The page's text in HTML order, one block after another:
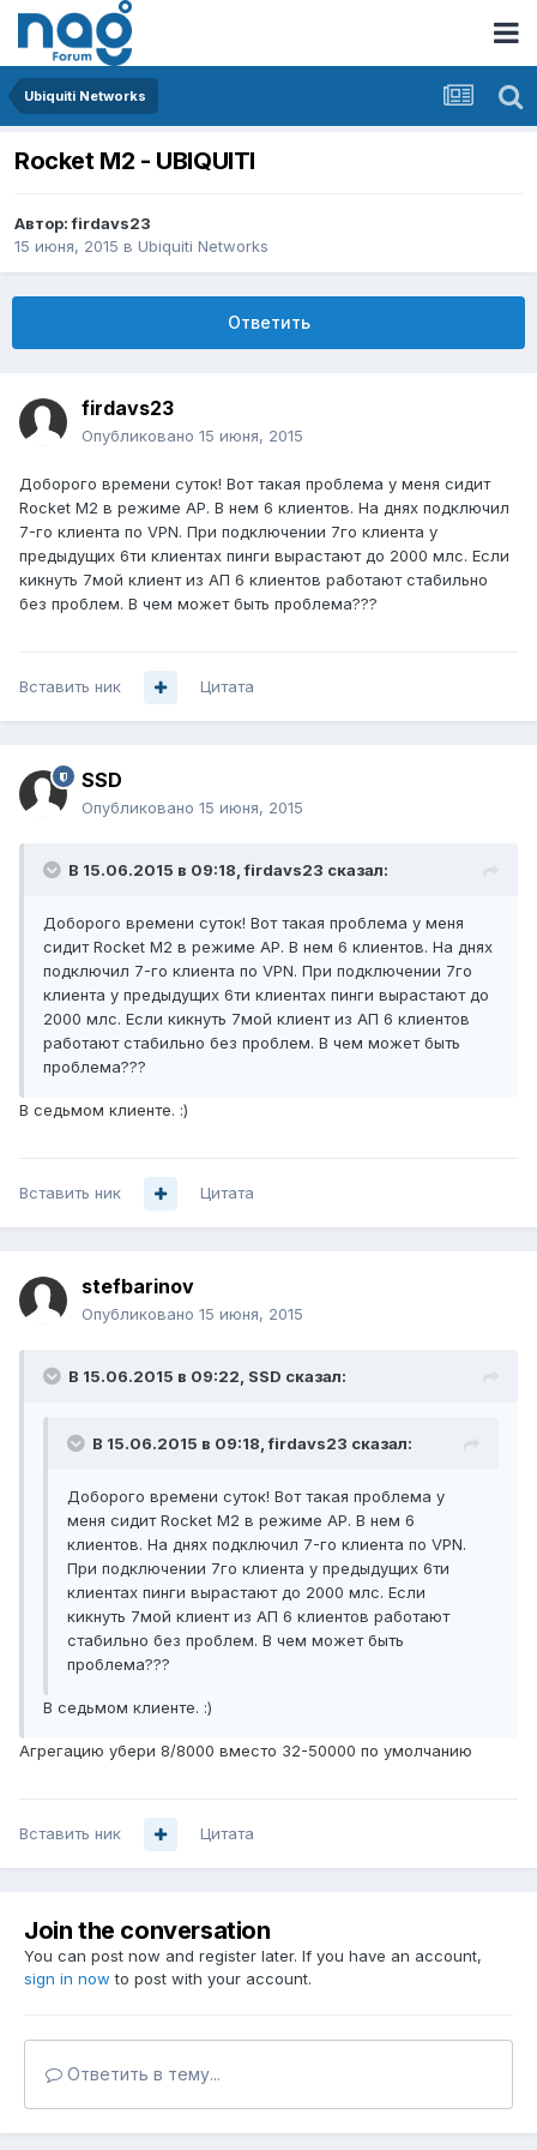
Ubiquiti Networks
Rocket M2 - UBIQUITI
Автор:firdavs23
15 июня, 2015 в Ubiquiti Networks
Ответить
firdavs23
Опубликовано 15 июня, 2015
Доборого времени суток! Вот такая проблема у меня сидит
Rocket M2 в режиме AP. В нем 6 клиентов. На днях подключил
7-го клиента по VPN. При подключении 7го клиента у
предыдущих 6ти клиентах пинги вырастают до 2000 млс. Если
кикнуть 7мой клиент из АП 6 клиентов работают стабильно
без проблем. В чем может быть проблема???
Вставить ник Цитата
SSD
Опубликовано 15 июня, 2015
В 15.06.2015 в 09:18, firdavs23 сказал:
Доборого времени суток! Вот такая проблема у меня
сидит Rocket M2 в режиме AP. В нем 6 клиентов. На днях
подключил 7-го клиента по VPN. При подключении 7го
клиента у предыдущих 6ти клиентах пинги вырастают до
2000 млс. Если кикнуть 7мой клиент из АП 6 клиентов
работают стабильно без проблем. В чем может быть
проблема???
В седьмом клиенте. :)
Вставить ник Цитата
stefbarinov
Опубликовано 15 июня, 2015
В 15.06.2015 в 09:22, SSD сказал:
В 15.06.2015 в 09:18, firdavs23 сказал:
Доборого времени суток! Вот такая проблема у
меня сидит Rocket M2 в режиме AP. В нем 6
клиентов. На днях подключил 7-го клиента по VPN.
При подключении 7го клиента у предыдущих 6ти
клиентах пинги вырастают до 2000 млс. Если
кикнуть 7мой клиент из АП 6 клиентов работают
стабильно без проблем. В чем может быть
проблема???
В седьмом клиенте. :)
Агрегацию убери 8/8000 вместо 32-50000 по умолчанию
Вставить ник Цитата
Join the conversation
You can post now and register later. If you have an account,
sign in now to post with your account.
Ответить в тему...